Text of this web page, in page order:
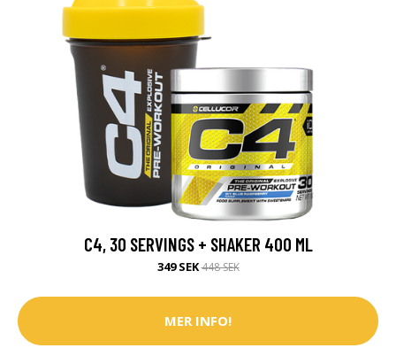
C4, 30 SERVINGS + SHAKER 400 ML
349 SEK448 SEK
MER INFO!